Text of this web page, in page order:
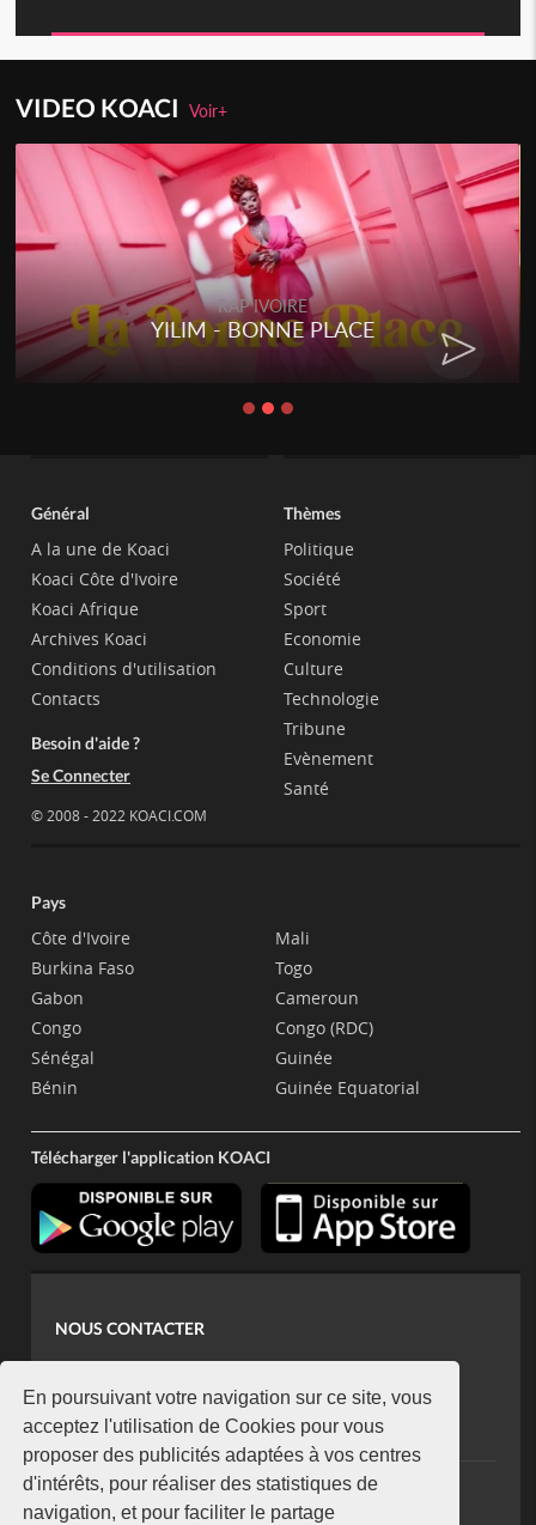
En poursuivant votre navigation sur ce site, vous
acceptez l'utilisation de Cookies pour vous
proposer des publicités adaptées à vos centres
d'intérêts, pour réaliser des statistiques de
navigation, et pour faciliter le partage
VIDEO KOACIVoir+
RAP IVOIRE
YILIM - BONNE PLACE
Général
A la une de Koaci
Koaci Côte d'Ivoire
Koaci Afrique
Archives Koaci
Conditions d'utilisation
Contacts
Besoin d'aide ?
Se Connecter
© 2008 - 2022 KOACI.COM
Thèmes
Politique
Société
Sport
Economie
Culture
Technologie
Tribune
Evènement
Santé
Pays
Côte d'Ivoire
Burkina Faso
Gabon
Congo
Sénégal
Bénin
Mali
Togo
Cameroun
Congo (RDC)
Guinée
Guinée Equatorial
Télécharger l'application KOACI
NOUS CONTACTER
koaci@yahoo.fr
+225 07 08 85 52 93
NEWSLETTER